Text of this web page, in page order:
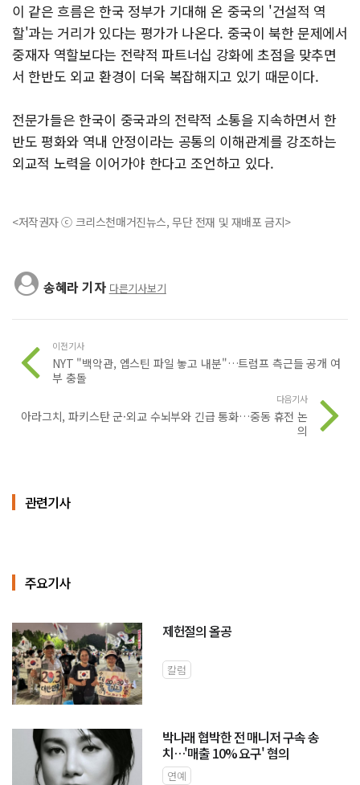
이 같은 흐름은 한국 정부가 기대해 온 중국의 '건설적 역
할'과는 거리가 있다는 평가가 나온다. 중국이 북한 문제에서
중재자 역할보다는 전략적 파트너십 강화에 초점을 맞추면
서 한반도 외교 환경이 더욱 복잡해지고 있기 때문이다.
전문가들은 한국이 중국과의 전략적 소통을 지속하면서 한
반도 평화와 역내 안정이라는 공통의 이해관계를 강조하는
외교적 노력을 이어가야 한다고 조언하고 있다.
<저작권자 ⓒ 크리스천매거진뉴스, 무단 전재 및 재배포 금지>
송혜라 기자 다른기사보기
이전기사
NYT "백악관, 엡스틴 파일 놓고 내분"…트럼프 측근들 공개 여
부 충돌
다음기사
아라그치, 파키스탄 군·외교 수뇌부와 긴급 통화…중동 휴전 논
의
관련기사
주요기사
제헌절의 올공
칼럼
박나래 협박한 전 매니저 구속 송
치…'매출 10% 요구' 혐의
연예